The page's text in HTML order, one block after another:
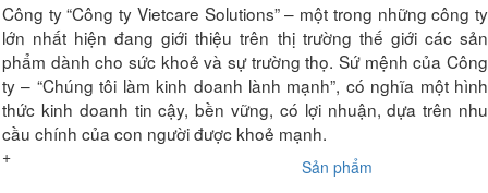
Công ty “Công ty Vietcare Solutions” – một trong những công ty
lớn nhất hiện đang giới thiệu trên thị trường thế giới các sản
phẩm dành cho sức khoẻ và sự trường thọ. Sứ mệnh của Công
ty – “Chúng tôi làm kinh doanh lành mạnh”, có nghĩa một hình
thức kinh doanh tin cậy, bền vững, có lợi nhuận, dựa trên nhu
cầu chính của con người được khoẻ mạnh.
+
Sản phẩm